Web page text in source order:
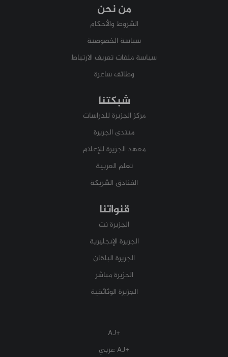
من نحن
الشروط والأحكام
سياسة الخصوصية
سياسة ملفات تعريف الارتباط
وظائف شاغرة
شبكتنا
مركز الجزيرة للدراسات
منتدى الجزيرة
معهد الجزيرة للإعلام
تعلم العربية
الفنادق الشريكة
قنواتنا
الجزيرة نت
الجزيرة الإنجليزية
الجزيرة البلقان
الجزيرة مباشر
الجزيرة الوثائقية
+AJ
+AJ عربي